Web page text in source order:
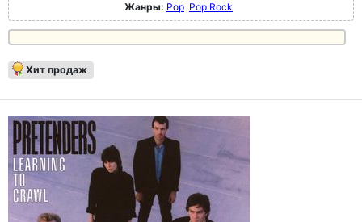
Жанры: Pop Pop Rock
Хит продаж